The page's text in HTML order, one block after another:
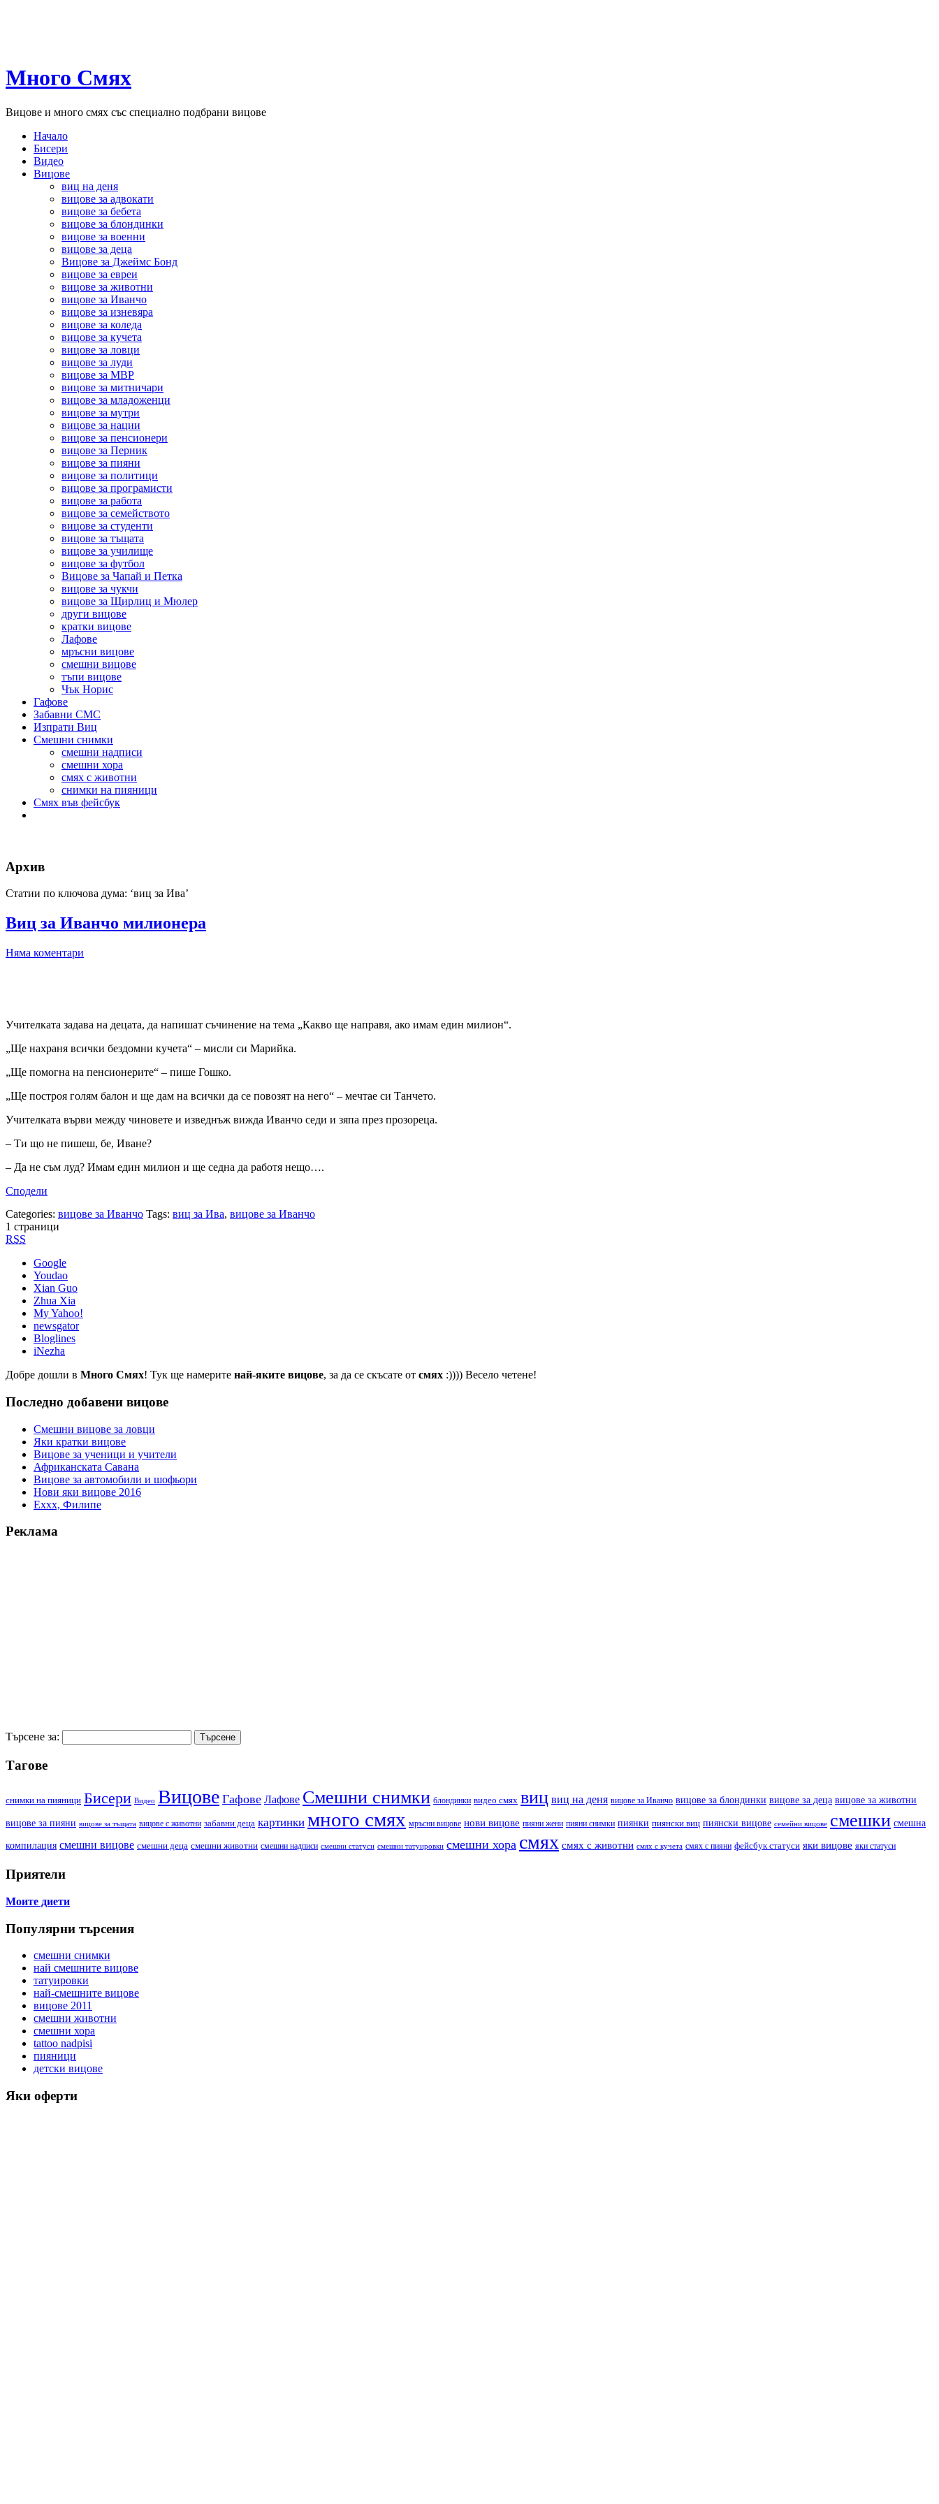
Много Смях
Вицове и много смях със специално подбрани вицове
Начало
Бисери
Видео
Вицове
виц на деня
вицове за адвокати
вицове за бебета
вицове за блондинки
вицове за военни
вицове за деца
Вицове за Джеймс Бонд
вицове за евреи
вицове за животни
вицове за Иванчо
вицове за изневяра
вицове за коледа
вицове за кучета
вицове за ловци
вицове за луди
вицове за МВР
вицове за митничари
вицове за младоженци
вицове за мутри
вицове за нации
вицове за пенсионери
вицове за Перник
вицове за пияни
вицове за политици
вицове за програмисти
вицове за работа
вицове за семейството
вицове за студенти
вицове за тъщата
вицове за училище
вицове за футбол
Вицове за Чапай и Петка
вицове за чукчи
вицове за Щирлиц и Мюлер
други вицове
кратки вицове
Лафове
мръсни вицове
смешни вицове
тъпи вицове
Чък Норис
Гафове
Забавни СМС
Изпрати Виц
Смешни снимки
смешни надписи
смешни хора
смях с животни
снимки на пияници
Смях във фейсбук
Архив
Статии по ключова дума: ‘виц за Ива’
Виц за Иванчо милионера
Няма коментари
Учителката задава на децата, да напишат съчинение на тема „Какво ще направя, ако имам един милион“.
„Ще нахраня всички бездомни кучета“ – мисли си Марийка.
„Ще помогна на пенсионерите“ – пише Гошко.
„Ще построя голям балон и ще дам на всички да се повозят на него“ – мечтае си Танчето.
Учителката върви между чиновете и изведнъж вижда Иванчо седи и зяпа през прозореца.
– Ти що не пишеш, бе, Иване?
– Да не съм луд? Имам един милион и ще седна да работя нещо….
Сподели
Categories: вицове за Иванчо Tags: виц за Ива, вицове за Иванчо
1 страници
RSS
Google
Youdao
Xian Guo
Zhua Xia
My Yahoo!
newsgator
Bloglines
iNezha
Добре дошли в Много Смях! Тук ще намерите най-яките вицове, за да се скъсате от смях :)))) Весело четене!
Последно добавени вицове
Смешни вицове за ловци
Яки кратки вицове
Вицове за ученици и учители
Африканската Савана
Вицове за автомобили и шофьори
Нови яки вицове 2016
Еххх, Филипе
Реклама
Търсене за:
Тагове
cнимки на пияници Бисери Видео Вицове Гафове Лафове Смешни снимки блондинки видео смях виц виц на деня вицове за Иванчо вицове за блондинки вицове за деца вицове за животни
вицове за пияни вицове за тъщата вицове с животни забавни деца картинки много смях мръсни вицове нови вицове пияни жени пияни снимки пиянки пиянски виц пиянски вицове семейни вицове смешки смешна
компилация смешни вицове смешни деца смешни животни смешни надписи смешни статуси смешни татуировки смешни хора смях смях с животни смях с кучета смях с пияни фейсбук статуси яки вицове яки статуси
Приятели
Моите диети
Популярни търсения
смешни снимки
най смешните вицове
татуировки
най-смешните вицове
вицове 2011
смешни животни
смешни хора
tattoo nadpisi
пияници
детски вицове
Яки оферти